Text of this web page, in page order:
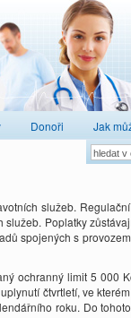
Donoři Jak
služeb.
Poplatky
spojených s
ochranný limit 5 000
čtvrtletí, ve
roku. Do